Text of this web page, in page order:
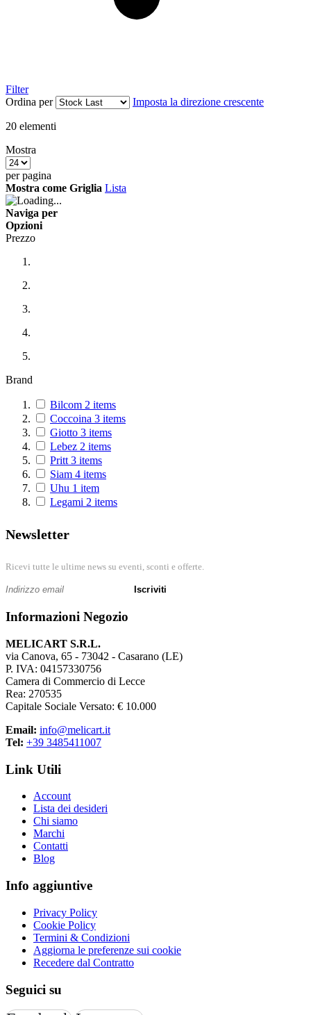
Filter
Ordina per
Imposta la direzione crescente
20 elementi
Mostra
per pagina
Mostra come Griglia Lista
Naviga per
Opzioni
Prezzo
Brand
Bilcom 2 items
Coccoina 3 items
Giotto 3 items
Lebez 2 items
Pritt3 items
Siam 4 items
Uhu 1 item
Legami 2 items
Newsletter
Ricevi tutte le ultime news su eventi, sconti e offerte.
Iscriviti
Informazioni Negozio
MELICART S.R.L.
via Canova, 65 - 73042 - Casarano (LE)
P. IVA: 04157330756
Camera di Commercio di Lecce
Rea: 270535
Capitale Sociale Versato: € 10.000
Email: info@melicart.it
Tel: +39 3485411007
Link Utili
Account
Lista dei desideri
Chi siamo
Marchi
Contatti
Blog
Info aggiuntive
Privacy Policy
Cookie Policy
Termini & Condizioni
Aggiorna le preferenze sui cookie
Recedere dal Contratto
Seguici su